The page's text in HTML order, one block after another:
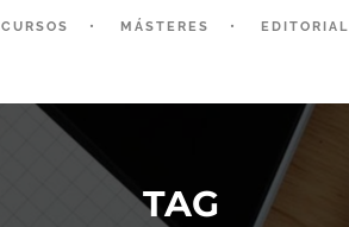
CURSOS MÁSTERES EDITORIAL
TAG